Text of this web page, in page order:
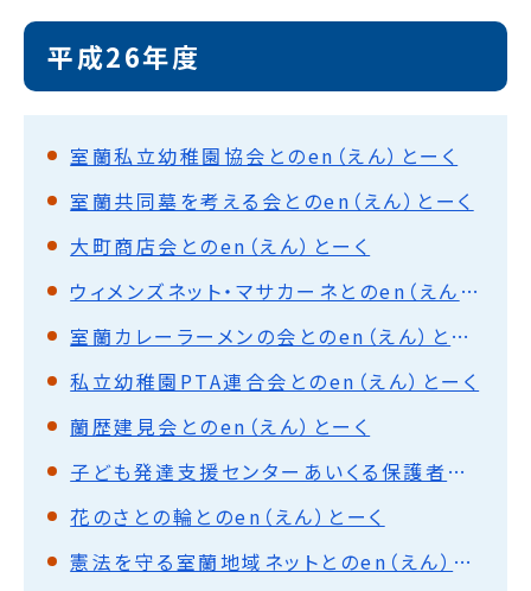
平成26年度
室蘭私立幼稚園協会とのen（えん）とーく
室蘭共同墓を考える会とのen（えん）とーく
大町商店会とのen（えん）とーく
ウィメンズネット・マサカーネとのen（えん）とーく
室蘭カレーラーメンの会とのen（えん）とーく
私立幼稚園PTA連合会とのen（えん）とーく
蘭歴建見会とのen（えん）とーく
子ども発達支援センターあいくる保護者会とのen（えん）とーく
花のさとの輪とのen（えん）とーく
憲法を守る室蘭地域ネットとのen（えん）とーく